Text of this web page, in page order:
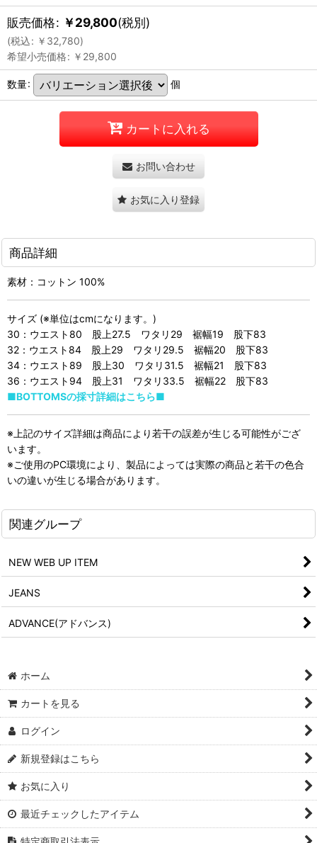
販売価格: ￥29,800(税別)
(税込: ￥ 32,780)
希望小売価格: ￥ 29,800
数量: 個
カートに入れる
お問い合わせ
お気に入り登録
商品詳細
素材：コットン 100%
サイズ (※単位はcmになります。)
30：ウエスト80 股上27.5 ワタリ29 裾幅19 股下83
32：ウエスト84 股上29 ワタリ29.5 裾幅20 股下83
34：ウエスト89 股上30 ワタリ31.5 裾幅21 股下83
36：ウエスト94 股上31 ワタリ33.5 裾幅22 股下83
■BOTTOMSの採寸詳細はこちら■
※上記のサイズ詳細は商品により若干の誤差が生じる可能性がござ
います。
※ご使用のPC環境により、製品によっては実際の商品と若干の色合
いの違いが生じる場合があります。
関連グループ
NEW WEB UP ITEM
JEANS
ADVANCE(アドバンス)
ホーム
カートを見る
ログイン
新規登録はこちら
お気に入り
最近チェックしたアイテム